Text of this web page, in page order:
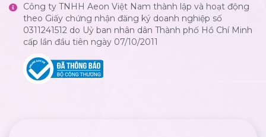
Công ty TNHH Aeon Việt Nam thành lập và hoạt động
theo Giấy chứng nhận đăng ký doanh nghiệp số
0311241512 do Uỷ ban nhân dân Thành phố Hồ Chí Minh
cấp lần đầu tiên ngày 07/10/2011